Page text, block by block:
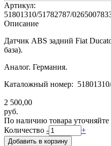
Артикул:
51801310/51782787/
Описание
Датчик ABS задний Fiat
база).
Аналог. Германия.
Каталожный номер:
2 500,00
руб.
По наличию товара уточняйте
Количество - +